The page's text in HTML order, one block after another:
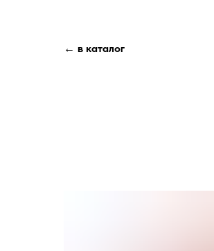
← в каталог